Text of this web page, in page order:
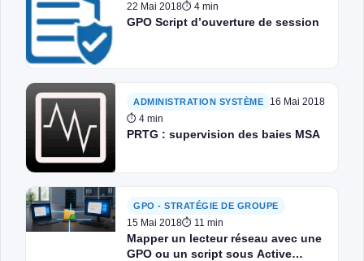
22 Mai 2018⏱ 4 min
GPO Script d’ouverture de session
ADMINISTRATION SYSTÈME
16 Mai 2018
⏱ 4 min
PRTG : supervision des baies MSA
GPO - STRATÉGIE DE GROUPE
15 Mai 2018⏱ 11 min
Mapper un lecteur réseau avec une
GPO ou un script sous Active